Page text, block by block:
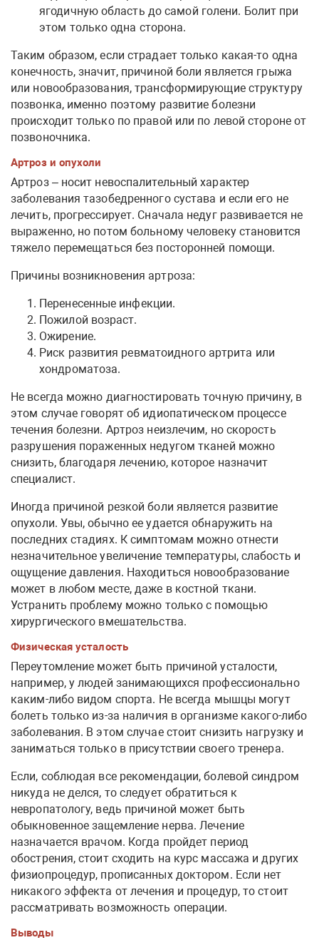
ягодичную область до самой голени. Болит при
этом только одна сторона.
Таким образом, если страдает только какая-то одна
конечность, значит, причиной боли является грыжа
или новообразования, трансформирующие структуру
позвонка, именно поэтому развитие болезни
происходит только по правой или по левой стороне от
позвоночника.
Артроз и опухоли
Артроз – носит невоспалительный характер
заболевания тазобедренного сустава и если его не
лечить, прогрессирует. Сначала недуг развивается не
выраженно, но потом больному человеку становится
тяжело перемещаться без посторонней помощи.
Причины возникновения артроза:
Перенесенные инфекции.
Пожилой возраст.
Ожирение.
Риск развития ревматоидного артрита или
хондроматоза.
Не всегда можно диагностировать точную причину, в
этом случае говорят об идиопатическом процессе
течения болезни. Артроз неизлечим, но скорость
разрушения пораженных недугом тканей можно
снизить, благодаря лечению, которое назначит
специалист.
Иногда причиной резкой боли является развитие
опухоли. Увы, обычно ее удается обнаружить на
последних стадиях. К симптомам можно отнести
незначительное увеличение температуры, слабость и
ощущение давления. Находиться новообразование
может в любом месте, даже в костной ткани.
Устранить проблему можно только с помощью
хирургического вмешательства.
Физическая усталость
Переутомление может быть причиной усталости,
например, у людей занимающихся профессионально
каким-либо видом спорта. Не всегда мышцы могут
болеть только из-за наличия в организме какого-либо
заболевания. В этом случае стоит снизить нагрузку и
заниматься только в присутствии своего тренера.
Если, соблюдая все рекомендации, болевой синдром
никуда не делся, то следует обратиться к
невропатологу, ведь причиной может быть
обыкновенное защемление нерва. Лечение
назначается врачом. Когда пройдет период
обострения, стоит сходить на курс массажа и других
физиопроцедур, прописанных доктором. Если нет
никакого эффекта от лечения и процедур, то стоит
рассматривать возможность операции.
Выводы